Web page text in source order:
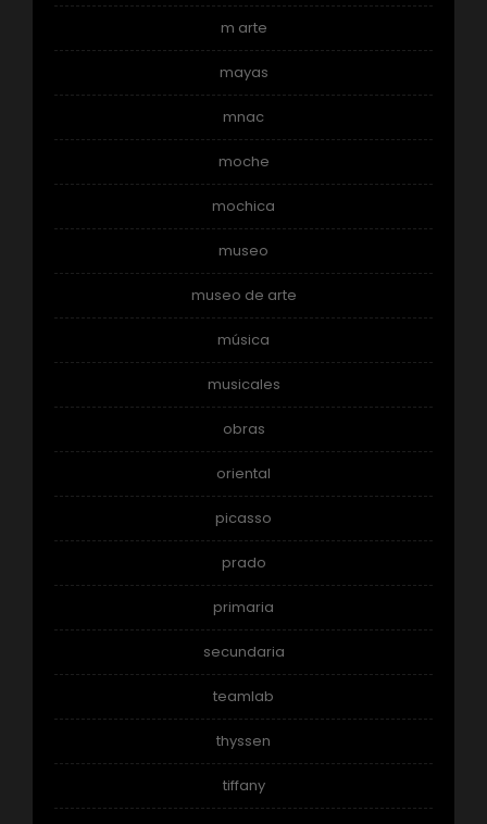
m arte
mayas
mnac
moche
mochica
museo
museo de arte
música
musicales
obras
oriental
picasso
prado
primaria
secundaria
teamlab
thyssen
tiffany